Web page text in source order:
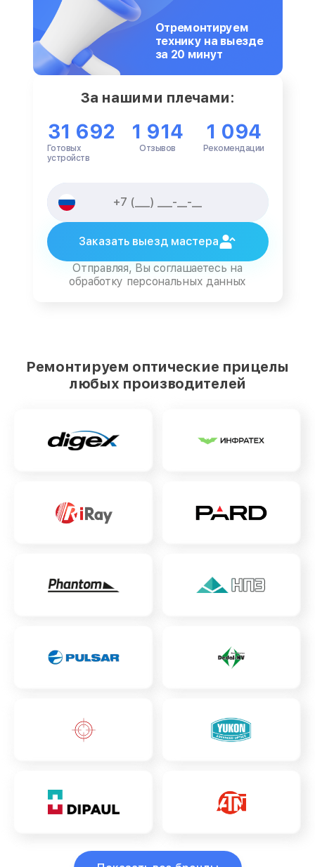
Отремонтируем
технику на выезде
за 20 минут
За нашими плечами:
31 692
Готовых
устройств
1 914
Отзывов
1 094
Рекомендации
Заказать выезд мастера
Отправляя, Вы соглашаетесь на
обработку персональных данных
Ремонтируем оптические прицелы
любых производителей